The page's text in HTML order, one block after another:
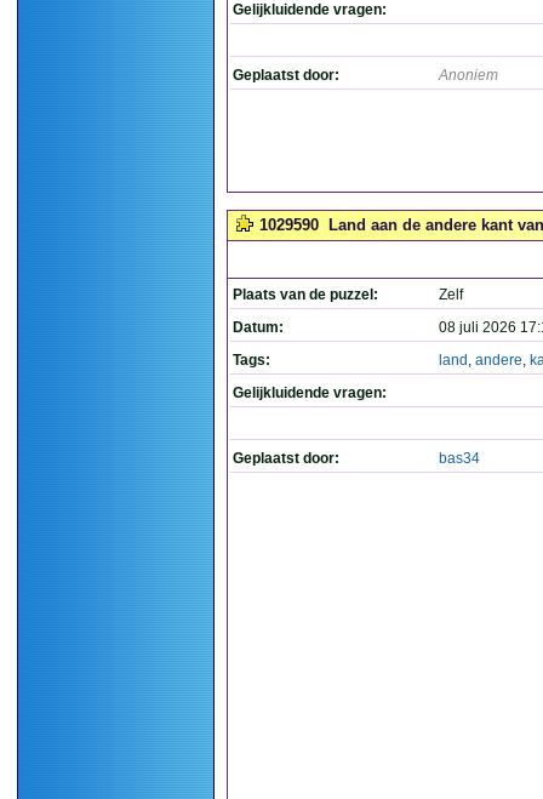
Gelijkluidende vragen:
Geplaatst door: Anoniem
1029590 Land aan de andere kant
Plaats van de puzzel:
Zelf
Datum:
08 juli 2026
Tags:
land , andere,
Gelijkluidende vragen:
Geplaatst door: bas34